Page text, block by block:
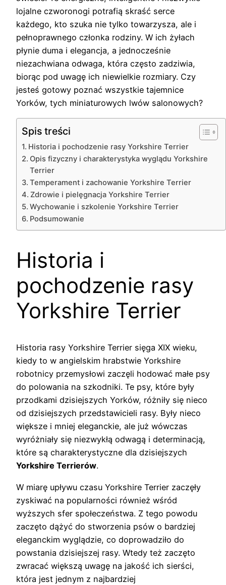
lojalne czworonogi potrafią skraść serce
każdego, kto szuka nie tylko towarzysza, ale i
pełnoprawnego członka rodziny. W ich żyłach
płynie duma i elegancja, a jednocześnie
niezachwiana odwaga, która często zadziwia,
biorąc pod uwagę ich niewielkie rozmiary. Czy
jesteś gotowy poznać wszystkie tajemnice
Yorków, tych miniaturowych lwów salonowych?
Spis treści
Historia i pochodzenie rasy Yorkshire Terrier
Opis fizyczny i charakterystyka wyglądu Yorkshire
Terrier
Temperament i zachowanie Yorkshire Terrier
Zdrowie i pielęgnacja Yorkshire Terrier
Wychowanie i szkolenie Yorkshire Terrier
Podsumowanie
Historia i
pochodzenie rasy
Yorkshire Terrier
Historia rasy Yorkshire Terrier sięga XIX wieku,
kiedy to w angielskim hrabstwie Yorkshire
robotnicy przemysłowi zaczęli hodować małe psy
do polowania na szkodniki. Te psy, które były
przodkami dzisiejszych Yorków, różniły się nieco
od dzisiejszych przedstawicieli rasy. Były nieco
większe i mniej eleganckie, ale już wówczas
wyróżniały się niezwykłą odwagą i determinacją,
które są charakterystyczne dla dzisiejszych
Yorkshire Terrierów.
W miarę upływu czasu Yorkshire Terrier zaczęły
zyskiwać na popularności również wśród
wyższych sfer społeczeństwa. Z tego powodu
zaczęto dążyć do stworzenia psów o bardziej
eleganckim wyglądzie, co doprowadziło do
powstania dzisiejszej rasy. Wtedy też zaczęto
zwracać większą uwagę na jakość ich sierści,
która jest jednym z najbardziej